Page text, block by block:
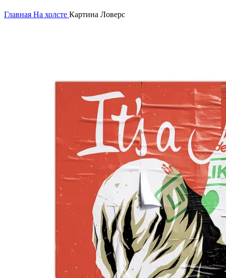
Главная На холсте Картина Ловерс